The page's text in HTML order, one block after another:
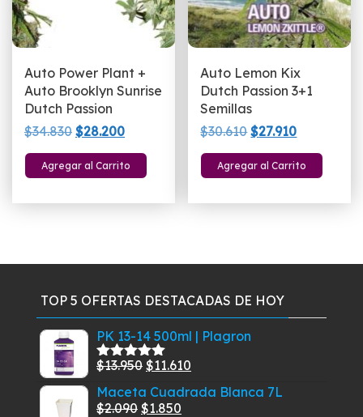
Auto Power Plant +
Auto Brooklyn Sunrise
Dutch Passion
$34.830 El
precio
original
$28.200El
precio
actual
Agregar al Carrito
Auto Lemon Kix
Dutch Passion 3+1
Semillas
$30.610El
precio
original
$27.910El
precio
actual
Agregar al Carrito
TOP 5 OFERTAS DESTACADAS DE HOY
PK 13-14 500ml | Plagron
Valorado
5
$13.950 El
precio
original
$11.610
precio
Maceta Cuadrada Blanca 7L
$2.090 El
$1.850